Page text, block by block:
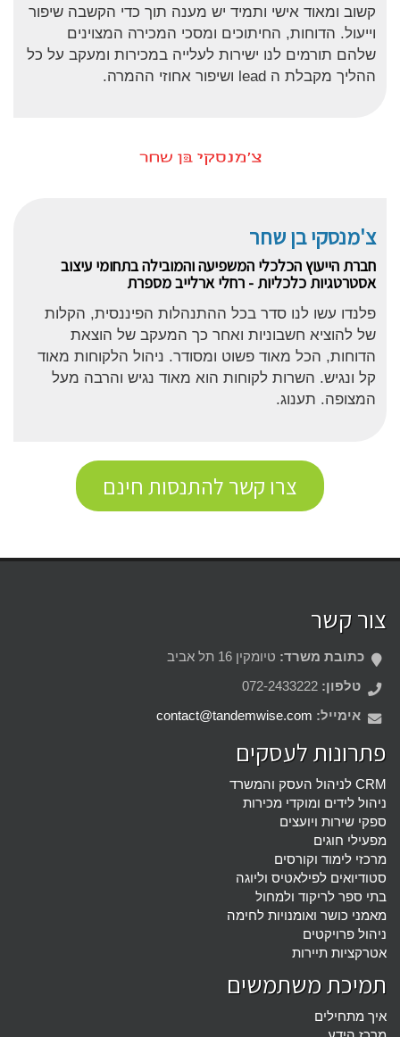
קשוב ומאוד אישי ותמיד יש מענה תוך כדי הקשבה שיפור
וייעול. הדוחות, החיתוכים ומסכי המכירה המצוינים
שלהם תורמים לנו ישירות לעלייה במכירות ומעקב על כל
ההליך מקבלת ה lead ושיפור אחוזי ההמרה.
צ'מנסקי בן שחר
חברת הייעוץ הכלכלי המשפיעה והמובילה בתחומי עיצוב
אסטרטגיות כלכליות - רחלי ארלייב מספרת
פלנדו עשו לנו סדר בכל ההתנהלות הפיננסית, הקלות
של להוציא חשבוניות ואחר כך המעקב של הוצאת
הדוחות, הכל מאוד פשוט ומסודר. ניהול הלקוחות מאוד
קל ונגיש. השרות לקוחות הוא מאוד נגיש והרבה מעל
המצופה. תענוג.
צרו קשר להתנסות חינם
צור קשר
כתובת משרד: טיומקין 16 תל אביב
טלפון:
אימייל: contact@tandemwise.com
פתרונות לעסקים
CRM לניהול העסק והמשרד
ניהול לידים ומוקדי מכירות
ספקי שירות ויועצים
מפעילי חוגים
מרכזי לימוד וקורסים
סטודיואים לפילאטיס וליוגה
בתי ספר לריקוד ולמחול
מאמני כושר ואומנויות לחימה
ניהול פרויקטים
אטרקציות תיירות
תמיכת משתמשים
איך מתחילים